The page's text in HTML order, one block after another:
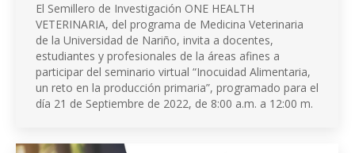
El Semillero de Investigación ONE HEALTH
VETERINARIA, del programa de Medicina Veterinaria
de la Universidad de Nariño, invita a docentes,
estudiantes y profesionales de la áreas afines a
participar del seminario virtual “Inocuidad Alimentaria,
un reto en la producción primaria”, programado para el
día 21 de Septiembre de 2022, de 8:00 a.m. a 12:00 m.